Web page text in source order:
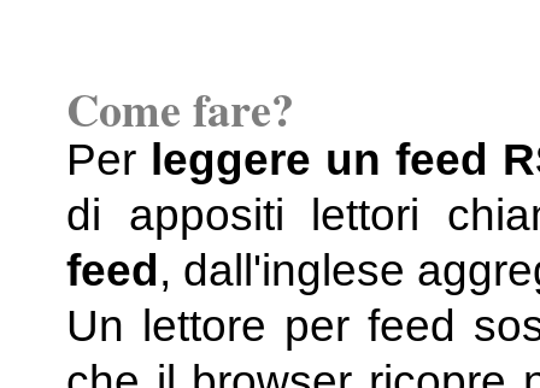
Come fare?
Per leggere un feed
di appositi lettori
feed , dall'inglese
Un lettore per feed